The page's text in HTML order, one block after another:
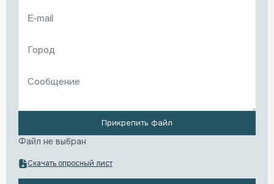
Прикрепить файл
Файл не выбран
Скачать опросный лист